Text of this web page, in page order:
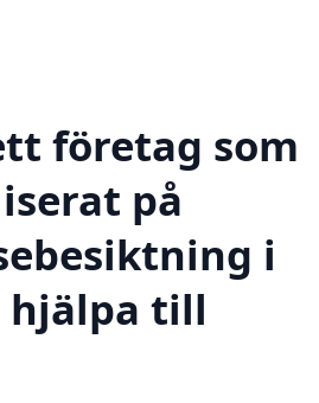
företag som
på
i
hjälpa till